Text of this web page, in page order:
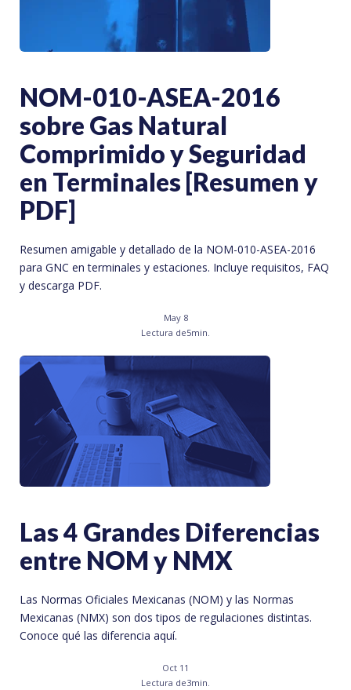
NOM-010-ASEA-2016
sobre Gas Natural
Comprimido y Seguridad
en Terminales [Resumen y
PDF]
Resumen amigable y detallado de la NOM-010-ASEA-2016
para GNC en terminales y estaciones. Incluye requisitos, FAQ
y descarga PDF.
May 8
Lectura de5min.
Las 4 Grandes Diferencias
entre NOM y NMX
Las Normas Oficiales Mexicanas (NOM) y las Normas
Mexicanas (NMX) son dos tipos de regulaciones distintas.
Conoce qué las diferencia aquí.
Oct 11
Lectura de3min.